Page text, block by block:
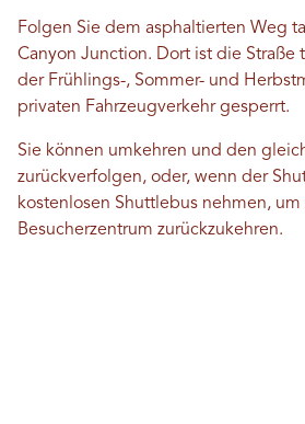
Folgen Sie dem asphaltierten Weg
Canyon Junction. Dort ist die Straße
der Frühlings-, Sommer- und
privaten Fahrzeugverkehr gesperrt.
Sie können umkehren und den
zurückverfolgen, oder, wenn der
kostenlosen Shuttlebus nehmen, um
Besucherzentrum zurückzukehren.